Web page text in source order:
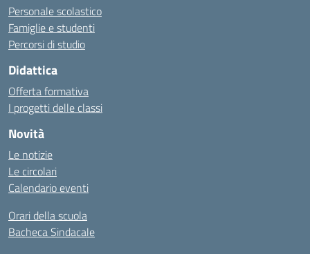
Personale scolastico
Famiglie e studenti
Percorsi di studio
Didattica
Offerta formativa
I progetti delle classi
Novità
Le notizie
Le circolari
Calendario eventi
Orari della scuola
Bacheca Sindacale